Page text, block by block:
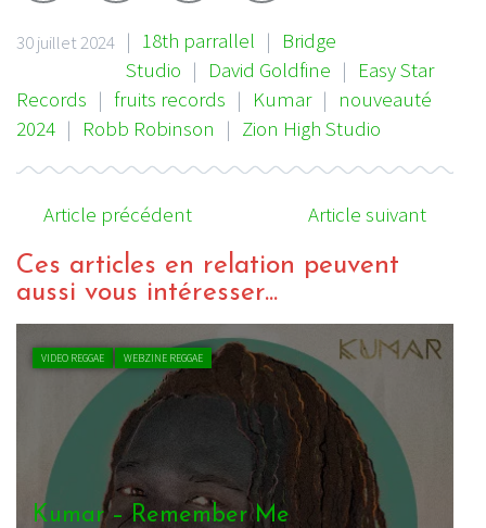
30 juillet 2024 | 18th parrallel | Bridge
Studio | David Goldfine | Easy Star
Records | fruits records | Kumar | nouveauté
2024 | Robb Robinson | Zion High Studio
Article précédent Article suivant
Ces articles en relation peuvent
aussi vous intéresser...
VIDEO REGGAE WEBZINE REGGAE
Kumar – Walk With You